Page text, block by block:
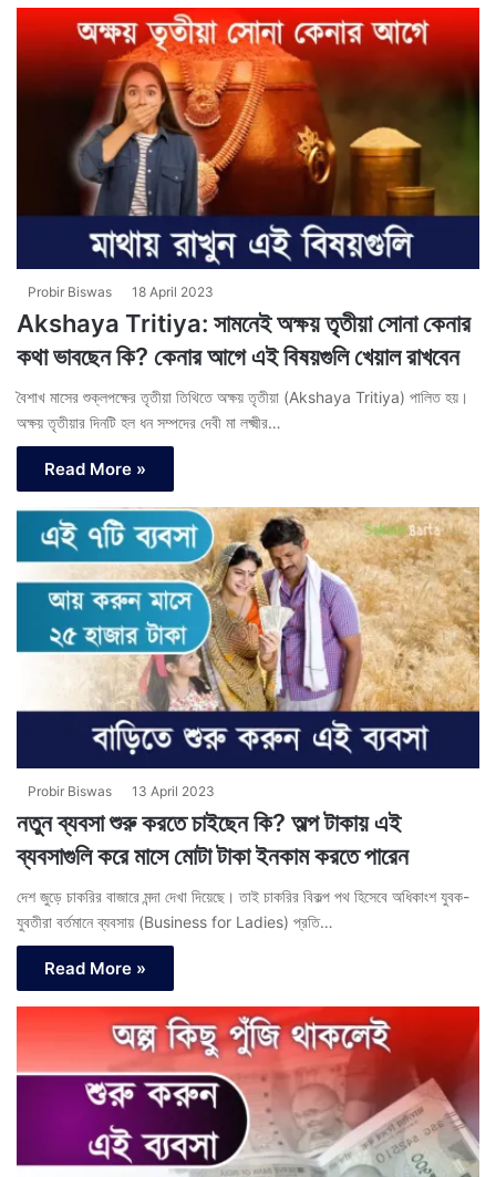
Probir Biswas 18 April 2023
Akshaya Tritiya: সামনেই অক্ষয় তৃতীয়া সোনা কেনার
কথা ভাবছেন কি? কেনার আগে এই বিষয়গুলি খেয়াল রাখবেন
বৈশাখ মাসের শুক্লপক্ষের তৃতীয়া তিথিতে অক্ষয় তৃতীয়া (Akshaya Tritiya) পালিত হয়।
অক্ষয় তৃতীয়ার দিনটি হল ধন সম্পদের দেবী মা লক্ষ্মীর…
Read More »
Probir Biswas 13 April 2023
নতুন ব্যবসা শুরু করতে চাইছেন কি? অল্প টাকায় এই
ব্যবসাগুলি করে মাসে মোটা টাকা ইনকাম করতে পারেন
দেশ জুড়ে চাকরির বাজারে মন্দা দেখা দিয়েছে। তাই চাকরির বিকল্প পথ হিসেবে অধিকাংশ যুবক-
যুবতীরা বর্তমানে ব্যবসায় (Business for Ladies) প্রতি…
Read More »